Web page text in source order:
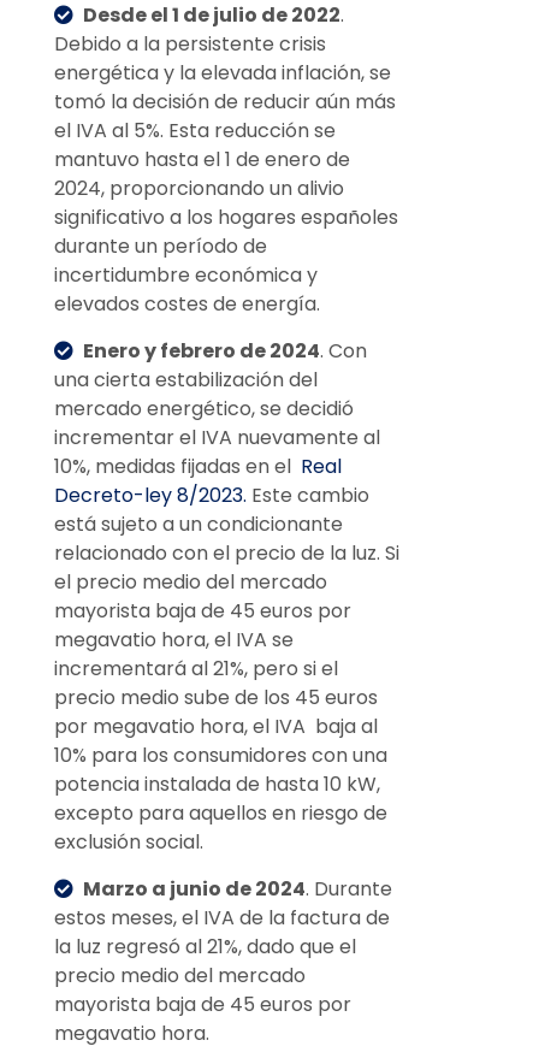
Desde el 1 de julio de 2022.
Debido a la persistente crisis
energética y la elevada inflación, se
tomó la decisión de reducir aún más
el IVA al 5%. Esta reducción se
mantuvo hasta el 1 de enero de
2024, proporcionando un alivio
significativo a los hogares españoles
durante un período de
incertidumbre económica y
elevados costes de energía.
Enero y febrero de 2024. Con
una cierta estabilización del
mercado energético, se decidió
incrementar el IVA nuevamente al
10%, medidas fijadas en el Real
Decreto-ley 8/2023. Este cambio
está sujeto a un condicionante
relacionado con el precio de la luz. Si
el precio medio del mercado
mayorista baja de 45 euros por
megavatio hora, el IVA se
incrementará al 21%, pero si el
precio medio sube de los 45 euros
por megavatio hora, el IVA baja al
10% para los consumidores con una
potencia instalada de hasta 10 kW,
excepto para aquellos en riesgo de
exclusión social.
Marzo a junio de 2024. Durante
estos meses, el IVA de la factura de
la luz regresó al 21%, dado que el
precio medio del mercado
mayorista baja de 45 euros por
megavatio hora.